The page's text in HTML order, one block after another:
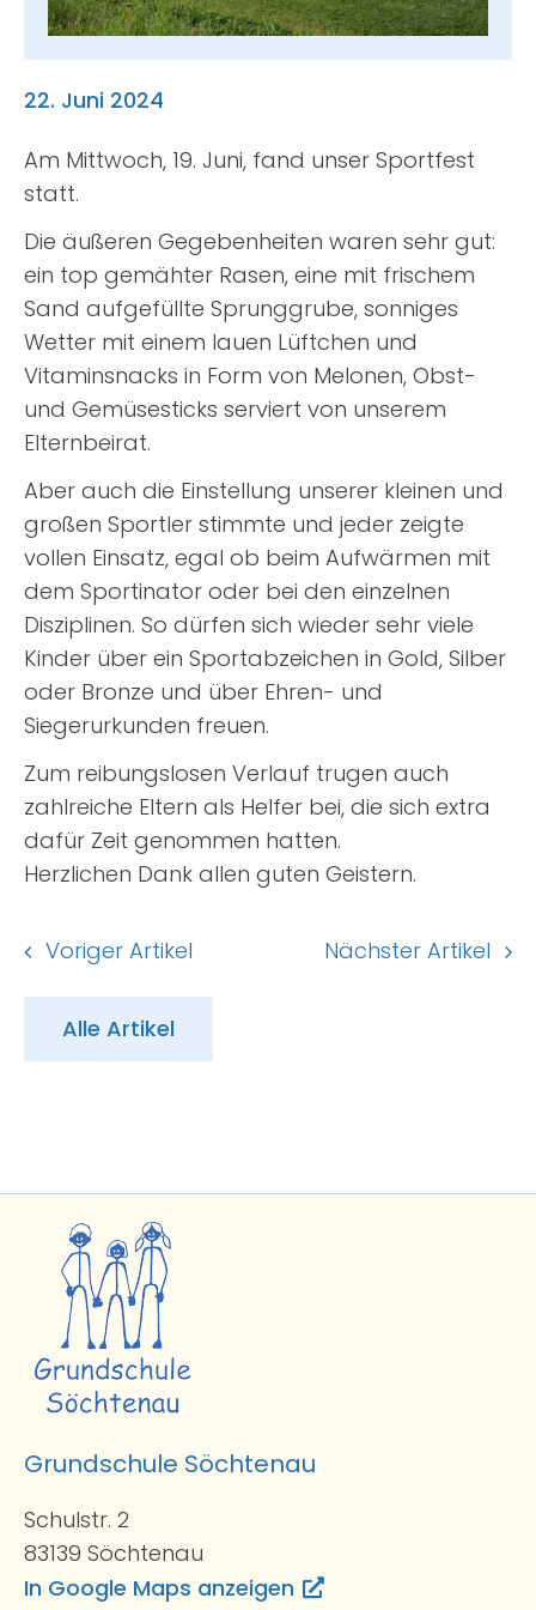
Suche
nach:
22. Juni 2024
Am Mittwoch, 19. Juni, fand unser Sportfest
statt.
Die äußeren Gegebenheiten waren sehr gut:
ein top gemähter Rasen, eine mit frischem
Sand aufgefüllte Sprunggrube, sonniges
Wetter mit einem lauen Lüftchen und
Vitaminsnacks in Form von Melonen, Obst-
und Gemüsesticks serviert von unserem
Elternbeirat.
Aber auch die Einstellung unserer kleinen und
großen Sportler stimmte und jeder zeigte
vollen Einsatz, egal ob beim Aufwärmen mit
dem Sportinator oder bei den einzelnen
Disziplinen. So dürfen sich wieder sehr viele
Kinder über ein Sportabzeichen in Gold, Silber
oder Bronze und über Ehren- und
Siegerurkunden freuen.
Zum reibungslosen Verlauf trugen auch
zahlreiche Eltern als Helfer bei, die sich extra
dafür Zeit genommen hatten.
Herzlichen Dank allen guten Geistern.
Voriger Artikel Nächster Artikel
Alle Artikel
Grundschule Söchtenau
Schulstr. 2
83139 Söchtenau
In Google Maps anzeigen